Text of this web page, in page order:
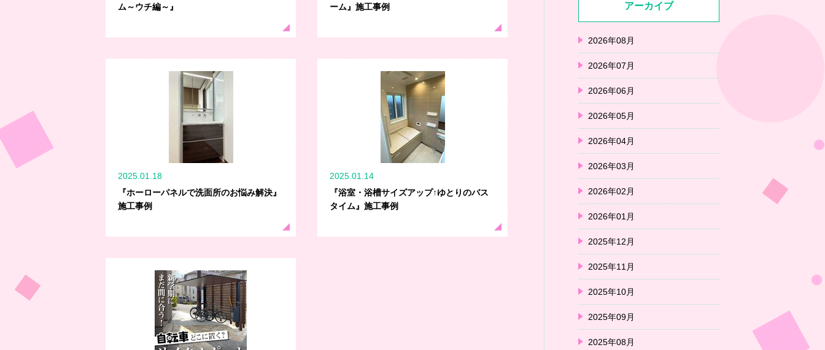
ム～ウチ編～』
ーム』施工事例
2025.01.18
『ホーローパネルで洗面所のお悩み解決』
施工事例
2025.01.14
『浴室・浴槽サイズアップ↑ゆとりのバス
タイム』施工事例
アーカイブ
2026年08月
2026年07月
2026年06月
2026年05月
2026年04月
2026年03月
2026年02月
2026年01月
2025年12月
2025年11月
2025年10月
2025年09月
2025年08月